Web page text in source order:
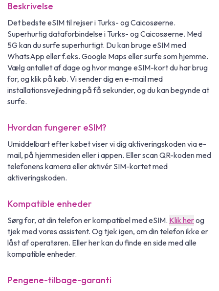
Beskrivelse
Det bedste eSIM til rejser i Turks- og Caicosøerne.
Superhurtig dataforbindelse i Turks- og Caicosøerne. Med
5G kan du surfe superhurtigt. Du kan bruge eSIM med
WhatsApp eller f.eks. Google Maps eller surfe som hjemme.
Vælg antallet af dage og hvor mange eSIM-kort du har brug
for, og klik på køb. Vi sender dig en e-mail med
installationsvejledning på få sekunder, og du kan begynde at
surfe.
Hvordan fungerer eSIM?
Umiddelbart efter købet viser vi dig aktiveringskoden via e-
mail, på hjemmesiden eller i appen. Eller scan QR-koden med
telefonens kamera eller aktivér SIM-kortet med
aktiveringskoden.
Kompatible enheder
Sørg for, at din telefon er kompatibel med eSIM. Klik herog
tjek med vores assistent. Og tjek igen, om din telefon ikke er
låst af operatøren. Eller her kan du finde en side med alle
kompatible enheder.
Pengene-tilbage-garanti